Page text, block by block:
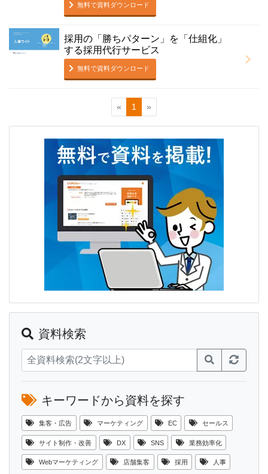
無料で資料ダウンロード
採用の「勝ちパターン」を「仕組化」
する採用代行サービス
無料で資料ダウンロード
« 1 »
資料検索
キーワードから資料を探す
集客・広告 マーケティング EC セールス
サイト制作・改善 DX SNS 業務効率化
Webマーケティング 店舗集客 採用 人事